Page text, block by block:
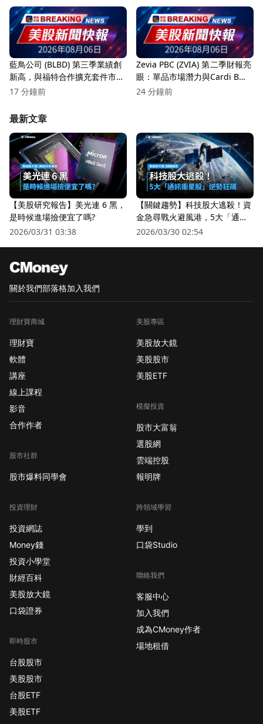
藍鳥公司 (BLBD) 第三季業績創
新高，與福特合作擴充套件市場
潛力！
17 分鐘前
Zevia PBC (ZVIA) 第二季財報亮
眼：單品市場潛力與Cardi B合
作引爆銷售！
24 分鐘前
最新文章
【美股研究報告】美光連 6 黑，
是時候進場撿便宜了嗎?
2026/03/31 03:38
【關鍵趨勢】科技股大逃殺！資
金急尋戰火避風港，5大「通訊
衛星股」逆勢狂飆
2026/03/30 02:54
關於我們部落格加入我們
理財寶商城
理財寶
軟體
講座
線上課程
影音
合作作者
股市社群
股市爆料同學會
投資理財
投資網誌
Money錢
投資小學堂
財經百科
美股放大鏡
口袋證券
即時股市
台股股市
美股股市
台股ETF
美股ETF
美股專區
美股放大鏡
美股股市
美股ETF
模擬投資
股市大富翁
選股網
雲端控股
報明牌
跨領域學習
學到
口袋Studio
聯絡我們
客服中心
加入我們
成為CMoney作者
場地租借